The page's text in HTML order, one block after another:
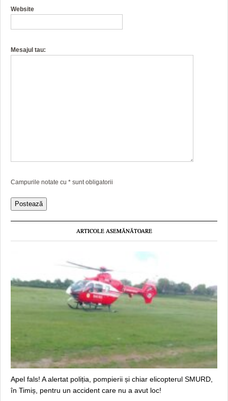
Website
Mesajul tau:
Campurile notate cu * sunt obligatorii
ARTICOLE ASEMĂNĂTOARE
Apel fals! A alertat poliția, pompierii și chiar elicopterul SMURD,
în Timiș, pentru un accident care nu a avut loc!